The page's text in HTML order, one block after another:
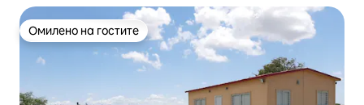
Омилено на гостите
Омилено на гостите